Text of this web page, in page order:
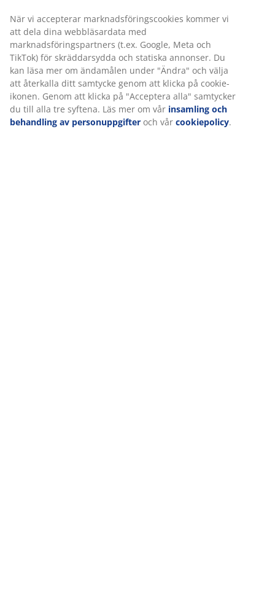
När vi accepterar marknadsföringscookies kommer vi
att dela dina webbläsardata med
marknadsföringspartners (t.ex. Google, Meta och
TikTok) för skräddarsydda och statiska annonser. Du
kan läsa mer om ändamålen under "Ändra" och välja
att återkalla ditt samtycke genom att klicka på cookie-
ikonen. Genom att klicka på "Acceptera alla" samtycker
du till alla tre syftena. Läs mer om vår insamling och
behandling av personuppgifter och vår cookiepolicy.